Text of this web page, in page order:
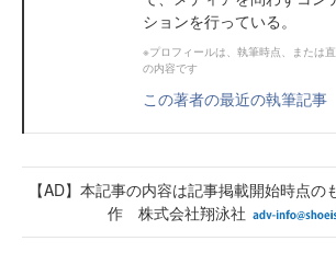
ションを行っている。
※プロフィールは、執筆時点、または
の内容です
この著者の最近の執筆記事
【AD】本記事の内容は記事掲載開始時点
作 株式会社翔泳社